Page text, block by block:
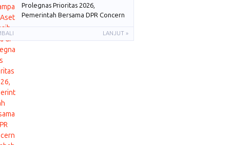
Prolegnas Prioritas 2026,
Pemerintah Bersama DPR Concern
LANJUT »